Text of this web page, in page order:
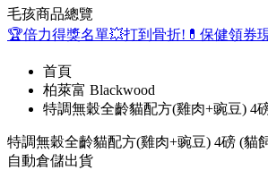
毛孩商品總覽
🏆倍力得獎名單💥打到骨折! 💊保健領券
首頁
柏萊富 Blackwood
特調無穀全齡貓配方(雞肉+豌豆) 4
特調無穀全齡貓配方(雞肉+豌豆) 4磅 (貓
自動倉儲出貨